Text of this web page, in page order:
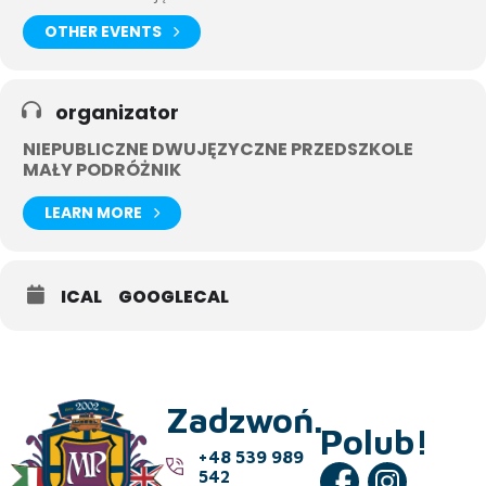
OTHER EVENTS
organizator
NIEPUBLICZNE DWUJĘZYCZNE PRZEDSZKOLE
MAŁY PODRÓŻNIK
LEARN MORE
ICAL GOOGLECAL
Zadzwoń.
+48 539 989
542
Polub!